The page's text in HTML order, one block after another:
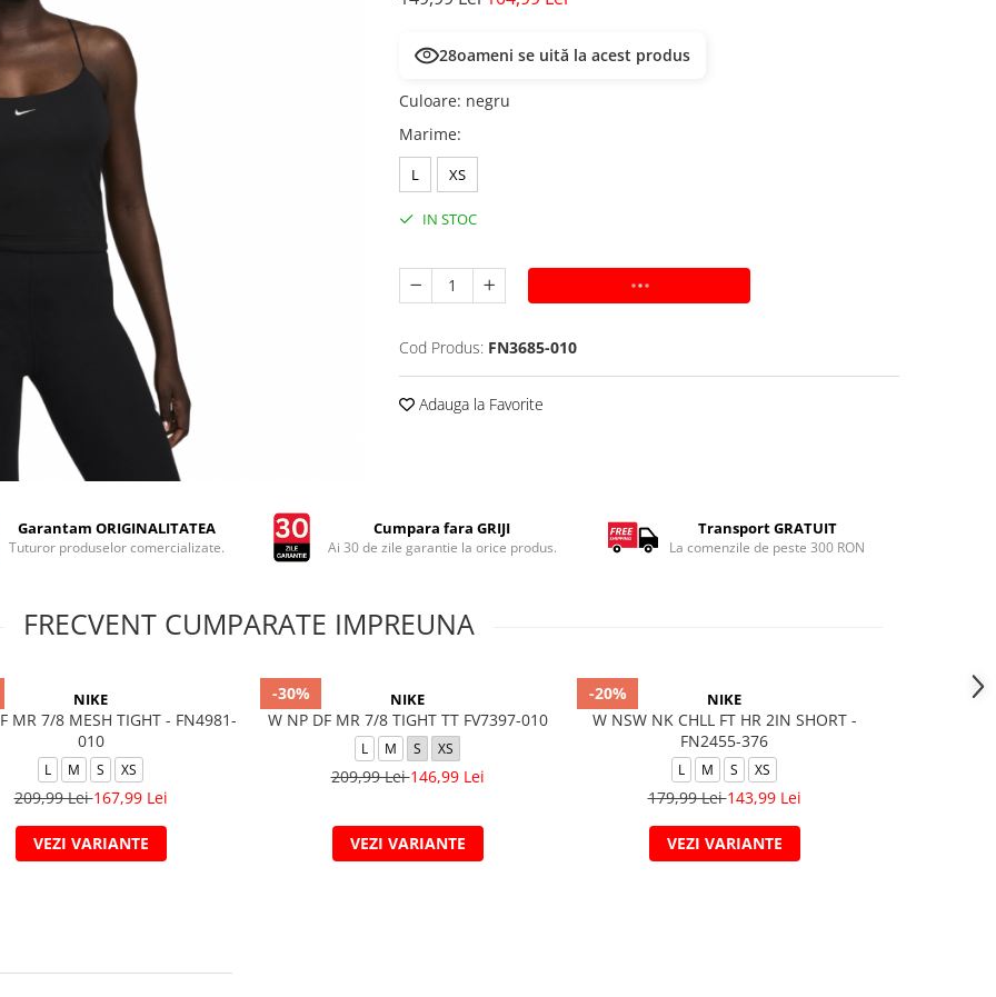
28oameni se uită la acest produs
Culoare: negru
Marime:
L XS
IN STOC
ADAUGA IN COS
Cod Produs: FN3685-010
Adauga la Favorite
Garantam ORIGINALITATEA
Tuturor produselor comercializate.
Cumpara fara GRIJI
Ai 30 de zile garantie la orice produs.
Transport GRATUIT
La comenzile de peste 300 RON
FRECVENT CUMPARATE IMPREUNA
NIKE
MR 7/8 MESH TIGHT - FN4981-
010
L M S XS
209,99 Lei167,99 Lei
VEZI VARIANTE
-30% NIKE
W NP DF MR 7/8 TIGHT TT FV7397-010
L M S XS
209,99 Lei146,99 Lei
VEZI VARIANTE
-20% NIKE
W NSW NK CHLL FT HR 2IN SHORT -
FN2455-376
L M S XS
179,99 Lei143,99 Lei
VEZI VARIANTE